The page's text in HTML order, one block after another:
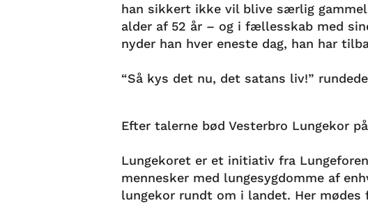
han sikkert ikke vil blive særlig
alder af 52 år – og i fællesskab med
nyder han hver eneste dag, han har
“Så kys det nu, det satans liv!”
Efter talerne bød Vesterbro Lungekor
Lungekoret er et initiativ fra
mennesker med lungesygdomme af
lungekor rundt om i landet. Her mødes